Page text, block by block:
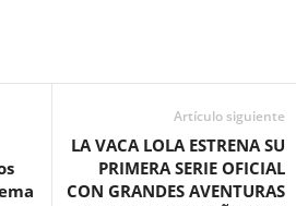
Artículo siguiente
LA VACA LOLA ESTRENA SU
PRIMERA SERIE OFICIAL
CON GRANDES AVENTURAS